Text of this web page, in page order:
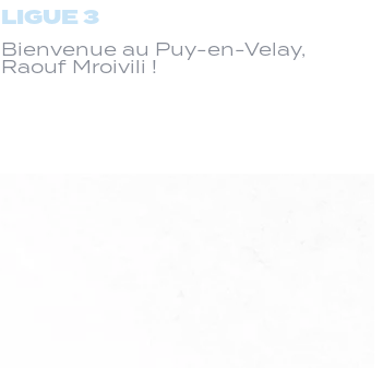
LIGUE 3
Bienvenue au Puy-en-Velay,
Raouf Mroivili !